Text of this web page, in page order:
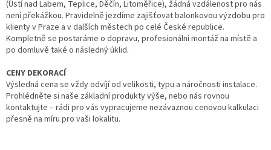
(Ústí nad Labem, Teplice, Děčín, Litoměřice), žádná vzdálenost pro nás
není překážkou. Pravidelně jezdíme zajišťovat balonkovou výzdobu pro
klienty v Praze a v dalších městech po celé České republice.
Kompletně se postaráme o dopravu, profesionální montáž na místě a
po domluvě také o následný úklid.
CENY DEKORACÍ
Výsledná cena se vždy odvíjí od velikosti, typu a náročnosti instalace.
Prohlédněte si naše základní produkty výše, nebo nás rovnou
kontaktujte – rádi pro vás vypracujeme nezávaznou cenovou kalkulaci
přesně na míru pro vaši lokalitu.